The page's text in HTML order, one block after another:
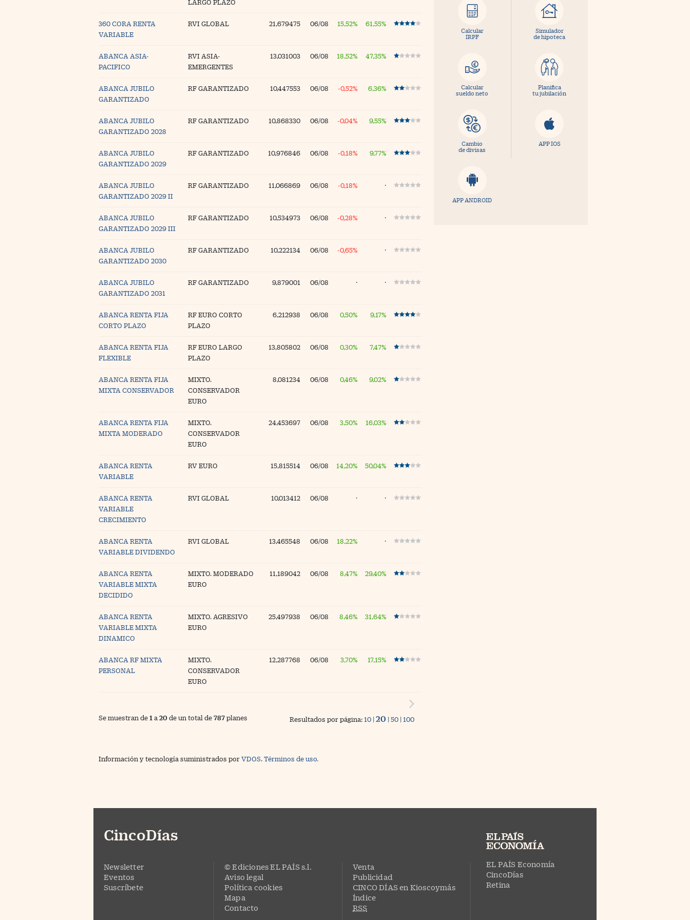
Se muestran de 1 a 20 de un total de 787 planes Resultados por página: 10 20 50 100
LARGO PLAZO
360 CORA RENTA
VARIABLE
RVI GLOBAL 21,679475 06/08 15,52% 61,55%
ABANCA ASIA-
PACIFICO
RVI ASIA-
EMERGENTES
13,031003 06/08 18,52% 47,35%
ABANCA JUBILO
GARANTIZADO
RF GARANTIZADO 10,447553 06/08 -0,52% 6,36%
ABANCA JUBILO
GARANTIZADO 2028
RF GARANTIZADO 10,868330 06/08 -0,04% 9,55%
ABANCA JUBILO
GARANTIZADO 2029
RF GARANTIZADO 10,976846 06/08 -0,18% 9,77%
ABANCA JUBILO
GARANTIZADO 2029 II
RF GARANTIZADO 11,066869 06/08 -0,18% ·
ABANCA JUBILO
GARANTIZADO 2029 III
RF GARANTIZADO 10,534973 06/08 -0,28% ·
ABANCA JUBILO
GARANTIZADO 2030
RF GARANTIZADO 10,222134 06/08 -0,65% ·
ABANCA JUBILO
GARANTIZADO 2031
RF GARANTIZADO 9,879001 06/08 · ·
ABANCA RENTA FIJA
CORTO PLAZO
RF EURO CORTO
PLAZO
6,212938 06/08 0,50% 9,17%
ABANCA RENTA FIJA
FLEXIBLE
RF EURO LARGO
PLAZO
13,805802 06/08 0,30% 7,47%
ABANCA RENTA FIJA
MIXTA CONSERVADOR
MIXTO.
CONSERVADOR
EURO
8,081234 06/08 0,46% 9,02%
ABANCA RENTA FIJA
MIXTA MODERADO
MIXTO.
CONSERVADOR
EURO
24,453697 06/08 3,50% 16,03%
ABANCA RENTA
VARIABLE
RV EURO 15,815514 06/08 14,20% 50,04%
ABANCA RENTA
VARIABLE
CRECIMIENTO
RVI GLOBAL 10,013412 06/08 · ·
ABANCA RENTA
VARIABLE DIVIDENDO
RVI GLOBAL 13,465548 06/08 18,22% ·
ABANCA RENTA
VARIABLE MIXTA
DECIDIDO
MIXTO. MODERADO
EURO
11,189042 06/08 8,47% 29,40%
ABANCA RENTA
VARIABLE MIXTA
DINAMICO
MIXTO. AGRESIVO
EURO
25,497938 06/08 8,46% 31,64%
ABANCA RF MIXTA
PERSONAL
MIXTO.
CONSERVADOR
EURO
12,287768 06/08 3,70% 17,15%
Calcular
IRPF
Simulador
de hipoteca
Calcular
sueldo neto
Planifica
tu jubilación
Cambio
de divisas
APP IOS
APP ANDROID
Información y tecnología suministrados por VDOS. Términos de uso.
CincoDías
Newsletter
Eventos
Suscríbete
© Ediciones EL PAÍS s.l.
Aviso legal
Política cookies
Mapa
Contacto
Venta
Publicidad
CINCO DÍAS en Kioscoymás
Índice
RSS
EL PAÍS Economía
CincoDías
Retina